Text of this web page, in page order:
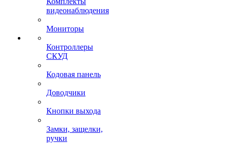
видеонаблюдения
Мониторы
Контроллеры
СКУД
Кодовая панель
Доводчики
Кнопки выхода
Замки, защелки,
ручки